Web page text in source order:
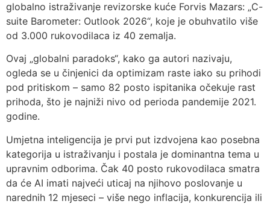
globalno istraživanje revizorske kuće Forvis Mazars: „C-
suite Barometer: Outlook 2026“, koje je obuhvatilo više
od 3.000 rukovodilaca iz 40 zemalja.
Ovaj „globalni paradoks“, kako ga autori nazivaju,
ogleda se u činjenici da optimizam raste iako su prihodi
pod pritiskom – samo 82 posto ispitanika očekuje rast
prihoda, što je najniži nivo od perioda pandemije 2021.
godine.
Umjetna inteligencija je prvi put izdvojena kao posebna
kategorija u istraživanju i postala je dominantna tema u
upravnim odborima. Čak 40 posto rukovodilaca smatra
da će AI imati najveći uticaj na njihovo poslovanje u
narednih 12 mjeseci – više nego inflacija, konkurencija ili